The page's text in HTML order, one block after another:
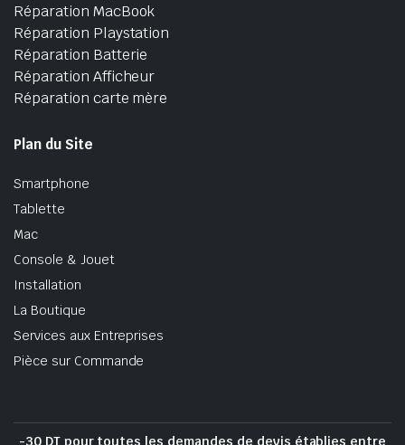
Réparation MacBook
Réparation Playstation
Réparation Batterie
Réparation Afficheur
Réparation carte mère
Plan du Site
Smartphone
Tablette
Mac
Console & Jouet
Installation
La Boutique
Services aux Entreprises
Pièce sur Commande
-30 DT pour toutes les demandes de devis établies entre